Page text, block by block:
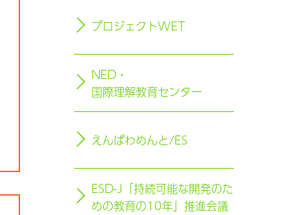
プロジェクトWET
NED・
国際理解教育センター
えんぱわめんと/ES
ESD-J「持続可能な開発のた
めの教育の10年」推進会議